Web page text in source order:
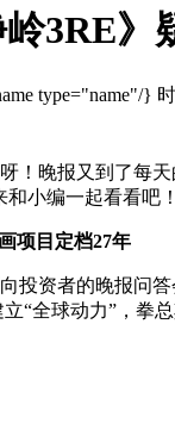
3RE》
type="name"/}
晚报又到了每天
小编一起看看吧
项目定档27年
资者的晚报问答
“全球动力”，拳